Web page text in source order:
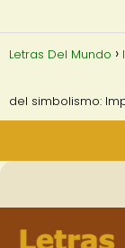
Letras Del Mundo
del simbolismo: